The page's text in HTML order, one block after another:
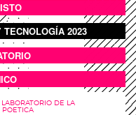
2023
DE LA
POETICA